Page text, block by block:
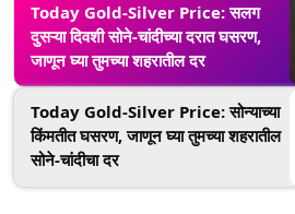
Today Gold-Silver Price: सलग
दुसऱ्या दिवशी सोने-चांदीच्या दरात घसरण,
जाणून घ्या तुमच्या शहरातील दर
Today Gold-Silver Price: सोन्याच्या
किंमतीत घसरण, जाणून घ्या तुमच्या शहरातील
सोने-चांदीचा दर